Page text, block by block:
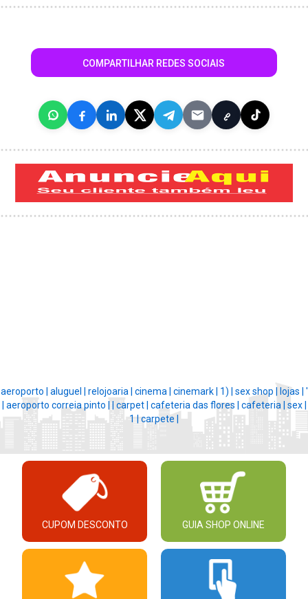
COMPARTILHAR REDES SOCIAIS
aeroporto | aluguel | relojoaria | cinema | cinemark | 1) | sex shop | lojas | '
aeroporto correia pinto | carpet | cafeteria das flores | cafeteria | sex |
1 |carpete |
CUPOM DESCONTO GUIA SHOP ONLINE